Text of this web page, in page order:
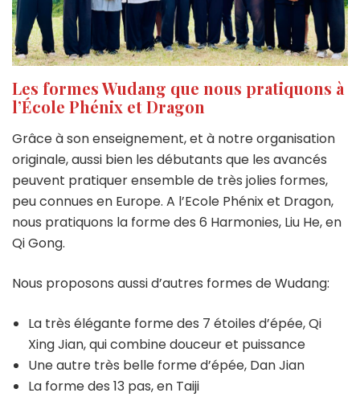
Les formes Wudang que nous pratiquons à
l’École Phénix et Dragon
Grâce à son enseignement, et à notre organisation
originale, aussi bien les débutants que les avancés
peuvent pratiquer ensemble de très jolies formes,
peu connues en Europe. A l’Ecole Phénix et Dragon,
nous pratiquons la forme des 6 Harmonies, Liu He, en
Qi Gong.
Nous proposons aussi d’autres formes de Wudang:
La très élégante forme des 7 étoiles d’épée, Qi
Xing Jian, qui combine douceur et puissance
Une autre très belle forme d’épée, Dan Jian
La forme des 13 pas, en Taiji